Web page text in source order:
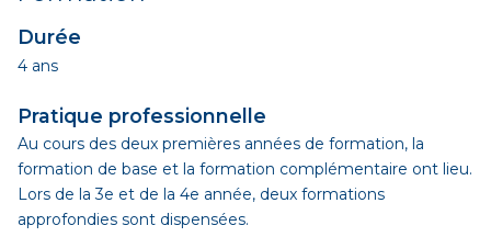
Durée
4 ans
Pratique professionnelle
Au cours des deux premières années de formation, la
formation de base et la formation complémentaire ont lieu.
Lors de la 3e et de la 4e année, deux formations
approfondies sont dispensées.